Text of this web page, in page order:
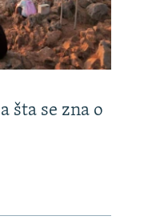
šta se zna o